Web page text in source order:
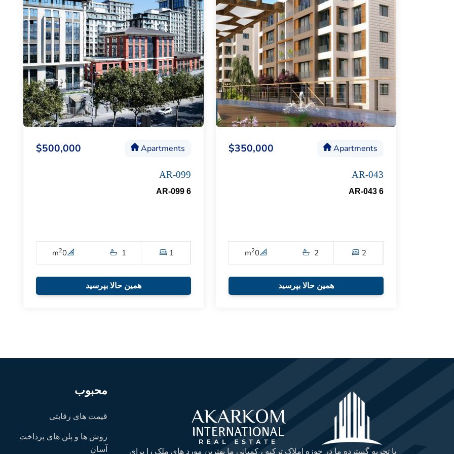
Apartments
$350,000
AR-043
AR-043 6
2
2
0
m2
همین حالا بپرسید
Apartments
$500,000
AR-099
AR-099 6
1
1
0
m2
همین حالا بپرسید
با تجربه گسترده ما در حوزه املاک ترکیه ، کمپانی ما بهترین مورد های ملک را برای
محبوب
قیمت های رقابتی
روش ها و پلن های پرداخت
آسان